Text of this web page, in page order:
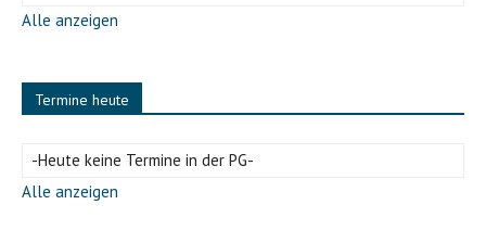
Alle anzeigen
Termine heute
-Heute keine Termine in der PG-
Alle anzeigen